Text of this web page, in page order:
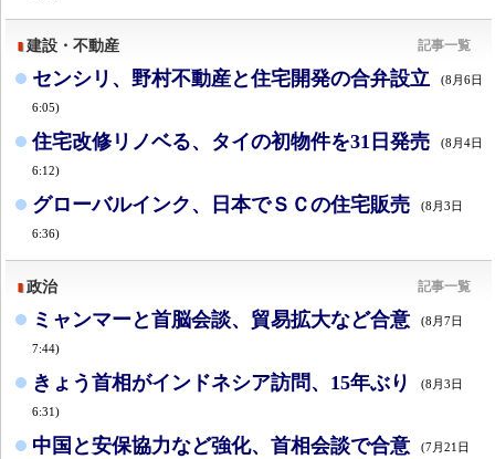
建設・不動産 記事一覧
センシリ、野村不動産と住宅開発の合弁設立 (8月6日
6:05)
住宅改修リノベる、タイの初物件を31日発売 (8月4日
6:12)
グローバルインク、日本でＳＣの住宅販売 (8月3日
6:36)
政治 記事一覧
ミャンマーと首脳会談、貿易拡大など合意 (8月7日
7:44)
きょう首相がインドネシア訪問、15年ぶり (8月3日
6:31)
中国と安保協力など強化、首相会談で合意 (7月21日